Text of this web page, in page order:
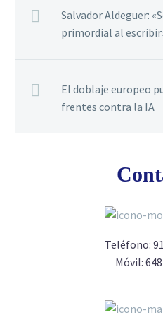
Salvador Aldeguer:
primordial al
El doblaje europeo
frentes contra la IA
Teléfono:
Móvil: